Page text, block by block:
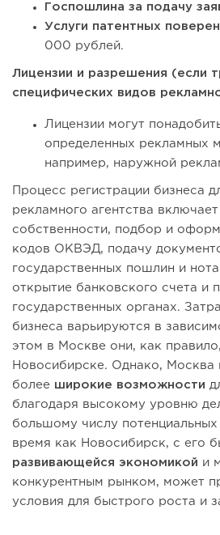
Госпошлина за подачу
Услуги патентных
000 рублей.
Лицензии и разрешения (если
специфических видов
Лицензии могут
определенных рекламных
например, наружной
Процесс регистрации бизнеса
рекламного агентства
собственности, подбор и
кодов ОКВЭД, подачу
государственных пошлин и
открытие банковского счета и
государственных органах.
бизнеса варьируются в
этом в Москве они, как
Новосибирске. Однако, Москва
более широкие возможности
благодаря высокому уровню
большому числу потенциальных
время как Новосибирск, с его
развивающейся экономикой и
конкурентным рынком, может
условия для быстрого роста и